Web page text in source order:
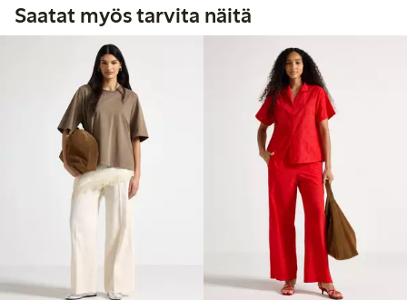
Saatat myös tarvita näitä